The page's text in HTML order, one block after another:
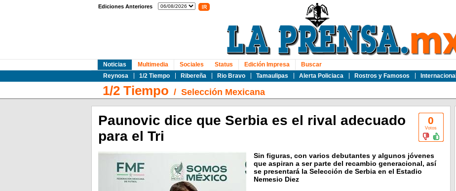
Ediciones Anteriores
Noticias
Reynosa
1/2 Tiempo Ribereña Rio Bravo Tamaulipas Alerta Policiaca Rostros y Famosos Internacional
Multimedia Sociales Status Edición Impresa Buscar
1/2 Tiempo / Selección Mexicana
0
Votos
Paunovic dice que Serbia es el rival adecuado
para el Tri
Sin figuras, con varios debutantes y algunos jóvenes
que aspiran a ser parte del recambio generacional, así
se presentará la Selección de Serbia en el Estadio
Nemesio Diez